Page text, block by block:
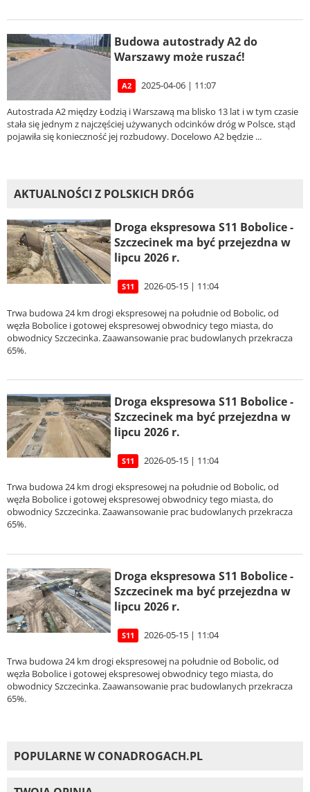
Budowa autostrady A2 do
Warszawy może ruszać!
A2 2025-04-06 | 11:07
Autostrada A2 między Łodzią i Warszawą ma blisko 13 lat i w tym czasie
stała się jednym z najczęściej używanych odcinków dróg w Polsce, stąd
pojawiła się konieczność jej rozbudowy. Docelowo A2 będzie ...
AKTUALNOŚCI Z POLSKICH DRÓG
Droga ekspresowa S11 Bobolice -
Szczecinek ma być przejezdna w
lipcu 2026 r.
S11 2026-05-15 | 11:04
Trwa budowa 24 km drogi ekspresowej na południe od Bobolic, od
węzła Bobolice i gotowej ekspresowej obwodnicy tego miasta, do
obwodnicy Szczecinka. Zaawansowanie prac budowlanych przekracza
65%.
Droga ekspresowa S11 Bobolice -
Szczecinek ma być przejezdna w
lipcu 2026 r.
S11 2026-05-15 | 11:04
Trwa budowa 24 km drogi ekspresowej na południe od Bobolic, od
węzła Bobolice i gotowej ekspresowej obwodnicy tego miasta, do
obwodnicy Szczecinka. Zaawansowanie prac budowlanych przekracza
65%.
Droga ekspresowa S11 Bobolice -
Szczecinek ma być przejezdna w
lipcu 2026 r.
S11 2026-05-15 | 11:04
Trwa budowa 24 km drogi ekspresowej na południe od Bobolic, od
węzła Bobolice i gotowej ekspresowej obwodnicy tego miasta, do
obwodnicy Szczecinka. Zaawansowanie prac budowlanych przekracza
65%.
POPULARNE W CONADROGACH.PL